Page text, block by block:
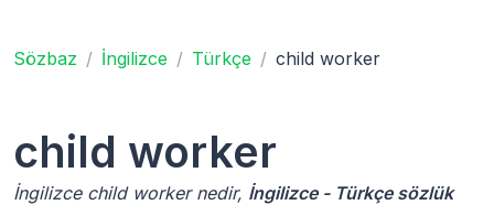
Sözbaz İngilizce Türkçe child worker
child worker
İngilizce child worker nedir, İngilizce - Türkçe sözlük